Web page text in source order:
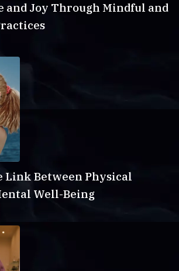
and Joy Through Mindful and
Link Between Physical
Well-Being